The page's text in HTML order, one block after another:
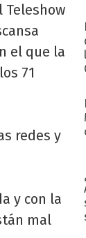
el que la
71
redes y
y con la
mal